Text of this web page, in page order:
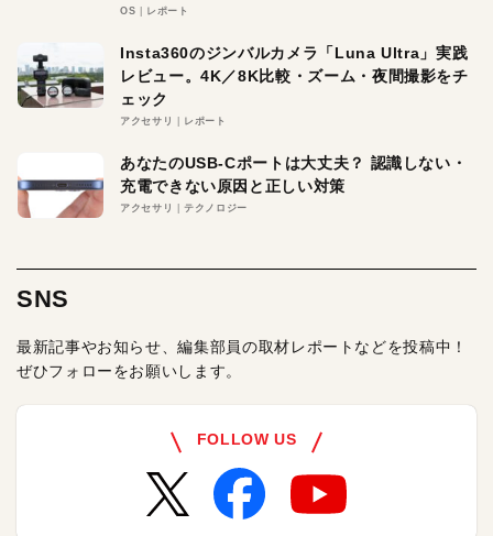
OS レポート
Insta360のジンバルカメラ「Luna Ultra」実践
レビュー。4K／8K比較・ズーム・夜間撮影をチ
ェック
アクセサリ レポート
あなたのUSB-Cポートは大丈夫？ 認識しない・
充電できない原因と正しい対策
アクセサリ テクノロジー
SNS
最新記事やお知らせ、編集部員の取材レポートなどを投稿中！
ぜひフォローをお願いします。
FOLLOW US